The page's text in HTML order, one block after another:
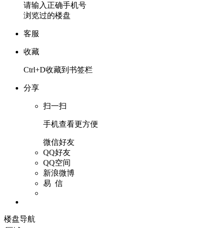
请输入正确手机号
浏览过的楼盘
客服
收藏
Ctrl+D收藏到书签栏
分享
扫一扫
手机查看更方便
微信好友
QQ好友
QQ空间
新浪微博
易 信
楼盘导航